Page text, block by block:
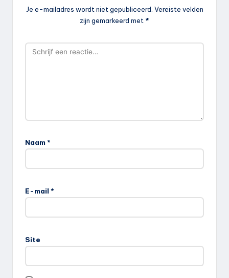
Je e-mailadres wordt niet gepubliceerd. Vereiste velden
zijn gemarkeerd met *
Naam *
E-mail *
Site